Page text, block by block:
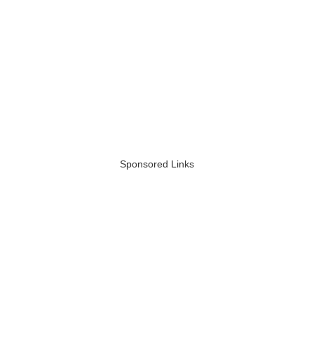
Sponsored Links